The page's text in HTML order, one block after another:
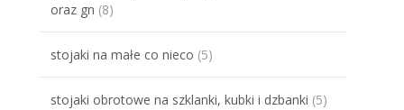
oraz gn (8)
stojaki na małe co nieco (5)
stojaki obrotowe na szklanki, kubki i dzbanki (5)